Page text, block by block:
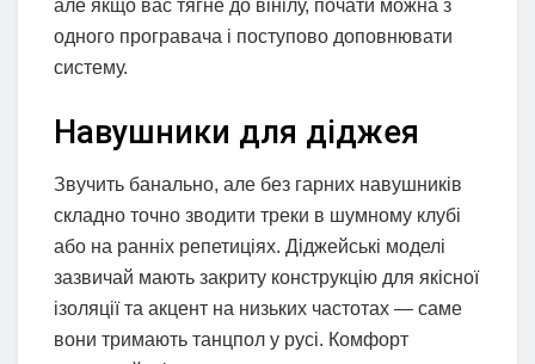
але якщо вас тягне до вінілу, почати можна з
одного програвача і поступово доповнювати
систему.
Навушники для діджея
Звучить банально, але без гарних навушників
складно точно зводити треки в шумному клубі
або на ранніх репетиціях. Діджейські моделі
зазвичай мають закриту конструкцію для якісної
ізоляції та акцент на низьких частотах — саме
вони тримають танцпол у русі. Комфорт